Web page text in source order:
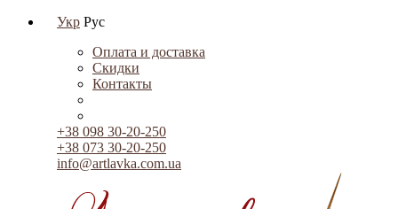
Укр Рус
Оплата и доставка
Скидки
Контакты
+38 098 30-20-250
+38 073 30-20-250
info@artlavka.com.ua